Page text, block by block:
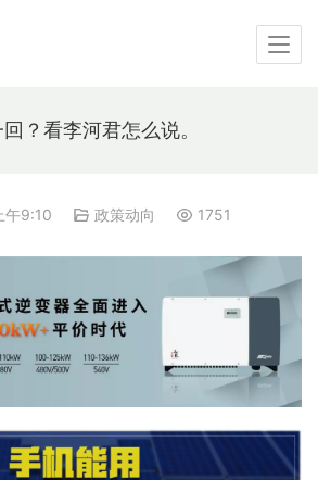
？看李河君怎么说。
午9:10 政策动向 1751